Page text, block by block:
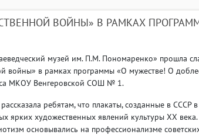
ВОЙНЫ» В РАМКАХ
музей им. П.М. Пономаренко» прошла
войны» в рамках программы «О мужестве! О
МКОУ Венгеровской СОШ № 1.
ребятам, что плакаты, созданные в СССР
ярких художественных явлений культуры ХХ
основывались на профессионализме